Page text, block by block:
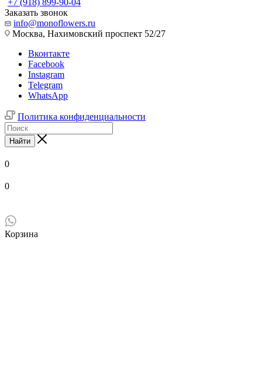
Заказать звонок
info@monoflowers.ru
Москва, Нахимовский проспект 52/27
Вконтакте
Facebook
Instagram
Telegram
WhatsApp
Политика конфиденциальности
Найти
0
0
Корзина